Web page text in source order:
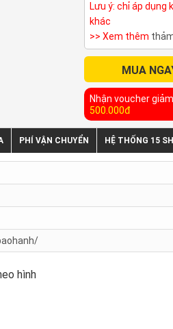
Lưu ý: chỉ áp
khác
>> Xem thêm
MUA
Nhận voucher
500.000đ
PHÍ VẬN CHUYỂN HỆ THỐNG 15
hình